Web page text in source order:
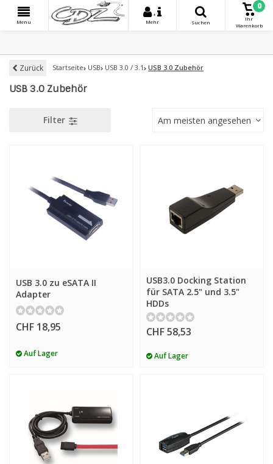
Menu
+
Mehr
Suchen
0
Ihr
Warenkorb
Zurück Startseite USB USB 3.0 / 3.1 USB 3.0 Zubehör
USB 3.0 Zubehör
Filter Am meisten angesehen
USB 3.0 zu eSATA II
Adapter
CHF 18,95
Auf Lager
USB3.0 Docking Station
für SATA 2.5" und 3.5"
HDDs
CHF 58,53
Auf Lager